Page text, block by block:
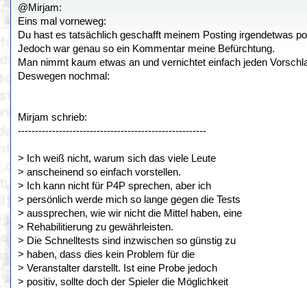
@Mirjam:
Eins mal vorneweg:
Du hast es tatsächlich geschafft meinem Posting irgendetwas
Jedoch war genau so ein Kommentar meine Befürchtung.
Man nimmt kaum etwas an und vernichtet einfach jeden
Deswegen nochmal:
Mirjam schrieb:
-------------------------------------------------------
> Ich weiß nicht, warum sich das viele Leute
> anscheinend so einfach vorstellen.
> Ich kann nicht für P4P sprechen, aber ich
> persönlich werde mich so lange gegen die Tests
> aussprechen, wie wir nicht die Mittel haben, eine
> Rehabilitierung zu gewährleisten.
> Die Schnelltests sind inzwischen so günstig zu
> haben, dass dies kein Problem für die
> Veranstalter darstellt. Ist eine Probe jedoch
> positiv, sollte doch der Spieler die Möglichkeit